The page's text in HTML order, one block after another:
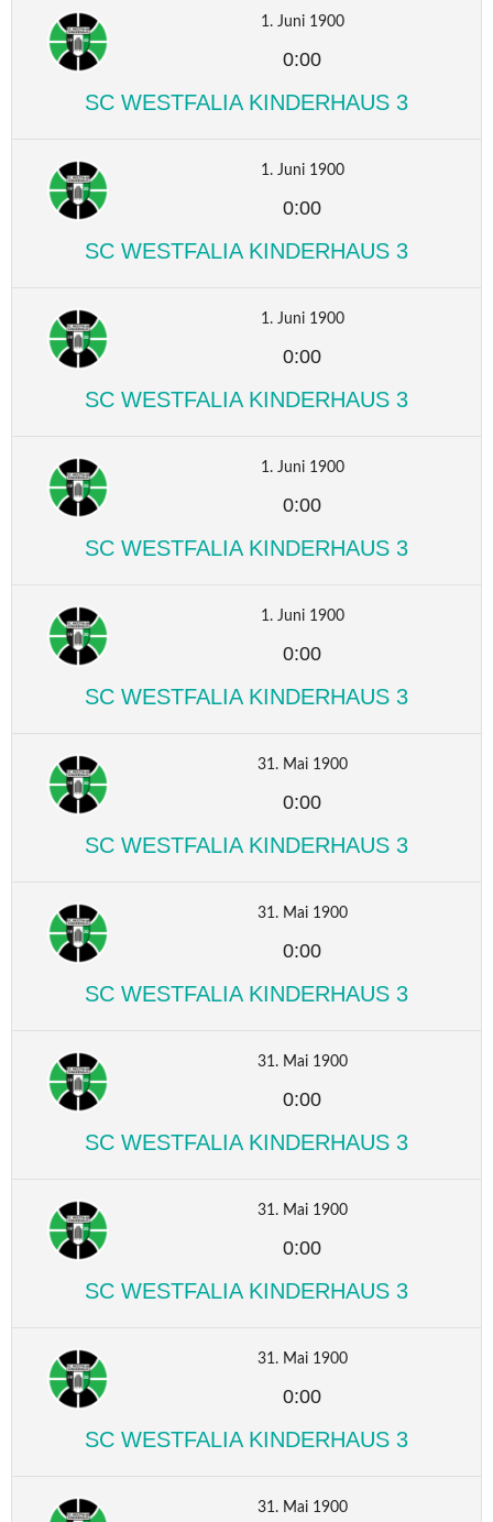
1. Juni 1900
0:00
SC WESTFALIA KINDERHAUS 3
1. Juni 1900
0:00
SC WESTFALIA KINDERHAUS 3
1. Juni 1900
0:00
SC WESTFALIA KINDERHAUS 3
1. Juni 1900
0:00
SC WESTFALIA KINDERHAUS 3
1. Juni 1900
0:00
SC WESTFALIA KINDERHAUS 3
31. Mai 1900
0:00
SC WESTFALIA KINDERHAUS 3
31. Mai 1900
0:00
SC WESTFALIA KINDERHAUS 3
31. Mai 1900
0:00
SC WESTFALIA KINDERHAUS 3
31. Mai 1900
0:00
SC WESTFALIA KINDERHAUS 3
31. Mai 1900
0:00
SC WESTFALIA KINDERHAUS 3
31. Mai 1900